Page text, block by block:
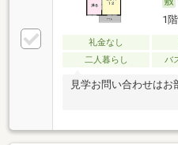
1
礼金なし
二人暮らし
バ
見学お問い合わせは